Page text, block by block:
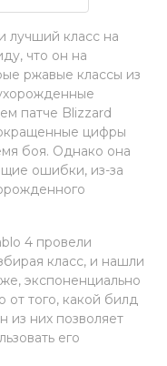
лучший класс на
что он на
ржавые классы из
патче Blizzard
цифры
боя. Однако она
ошибки, из-за
4 провели
класс, и нашли
экспоненциально
от того, какой билд
из них позволяет
его